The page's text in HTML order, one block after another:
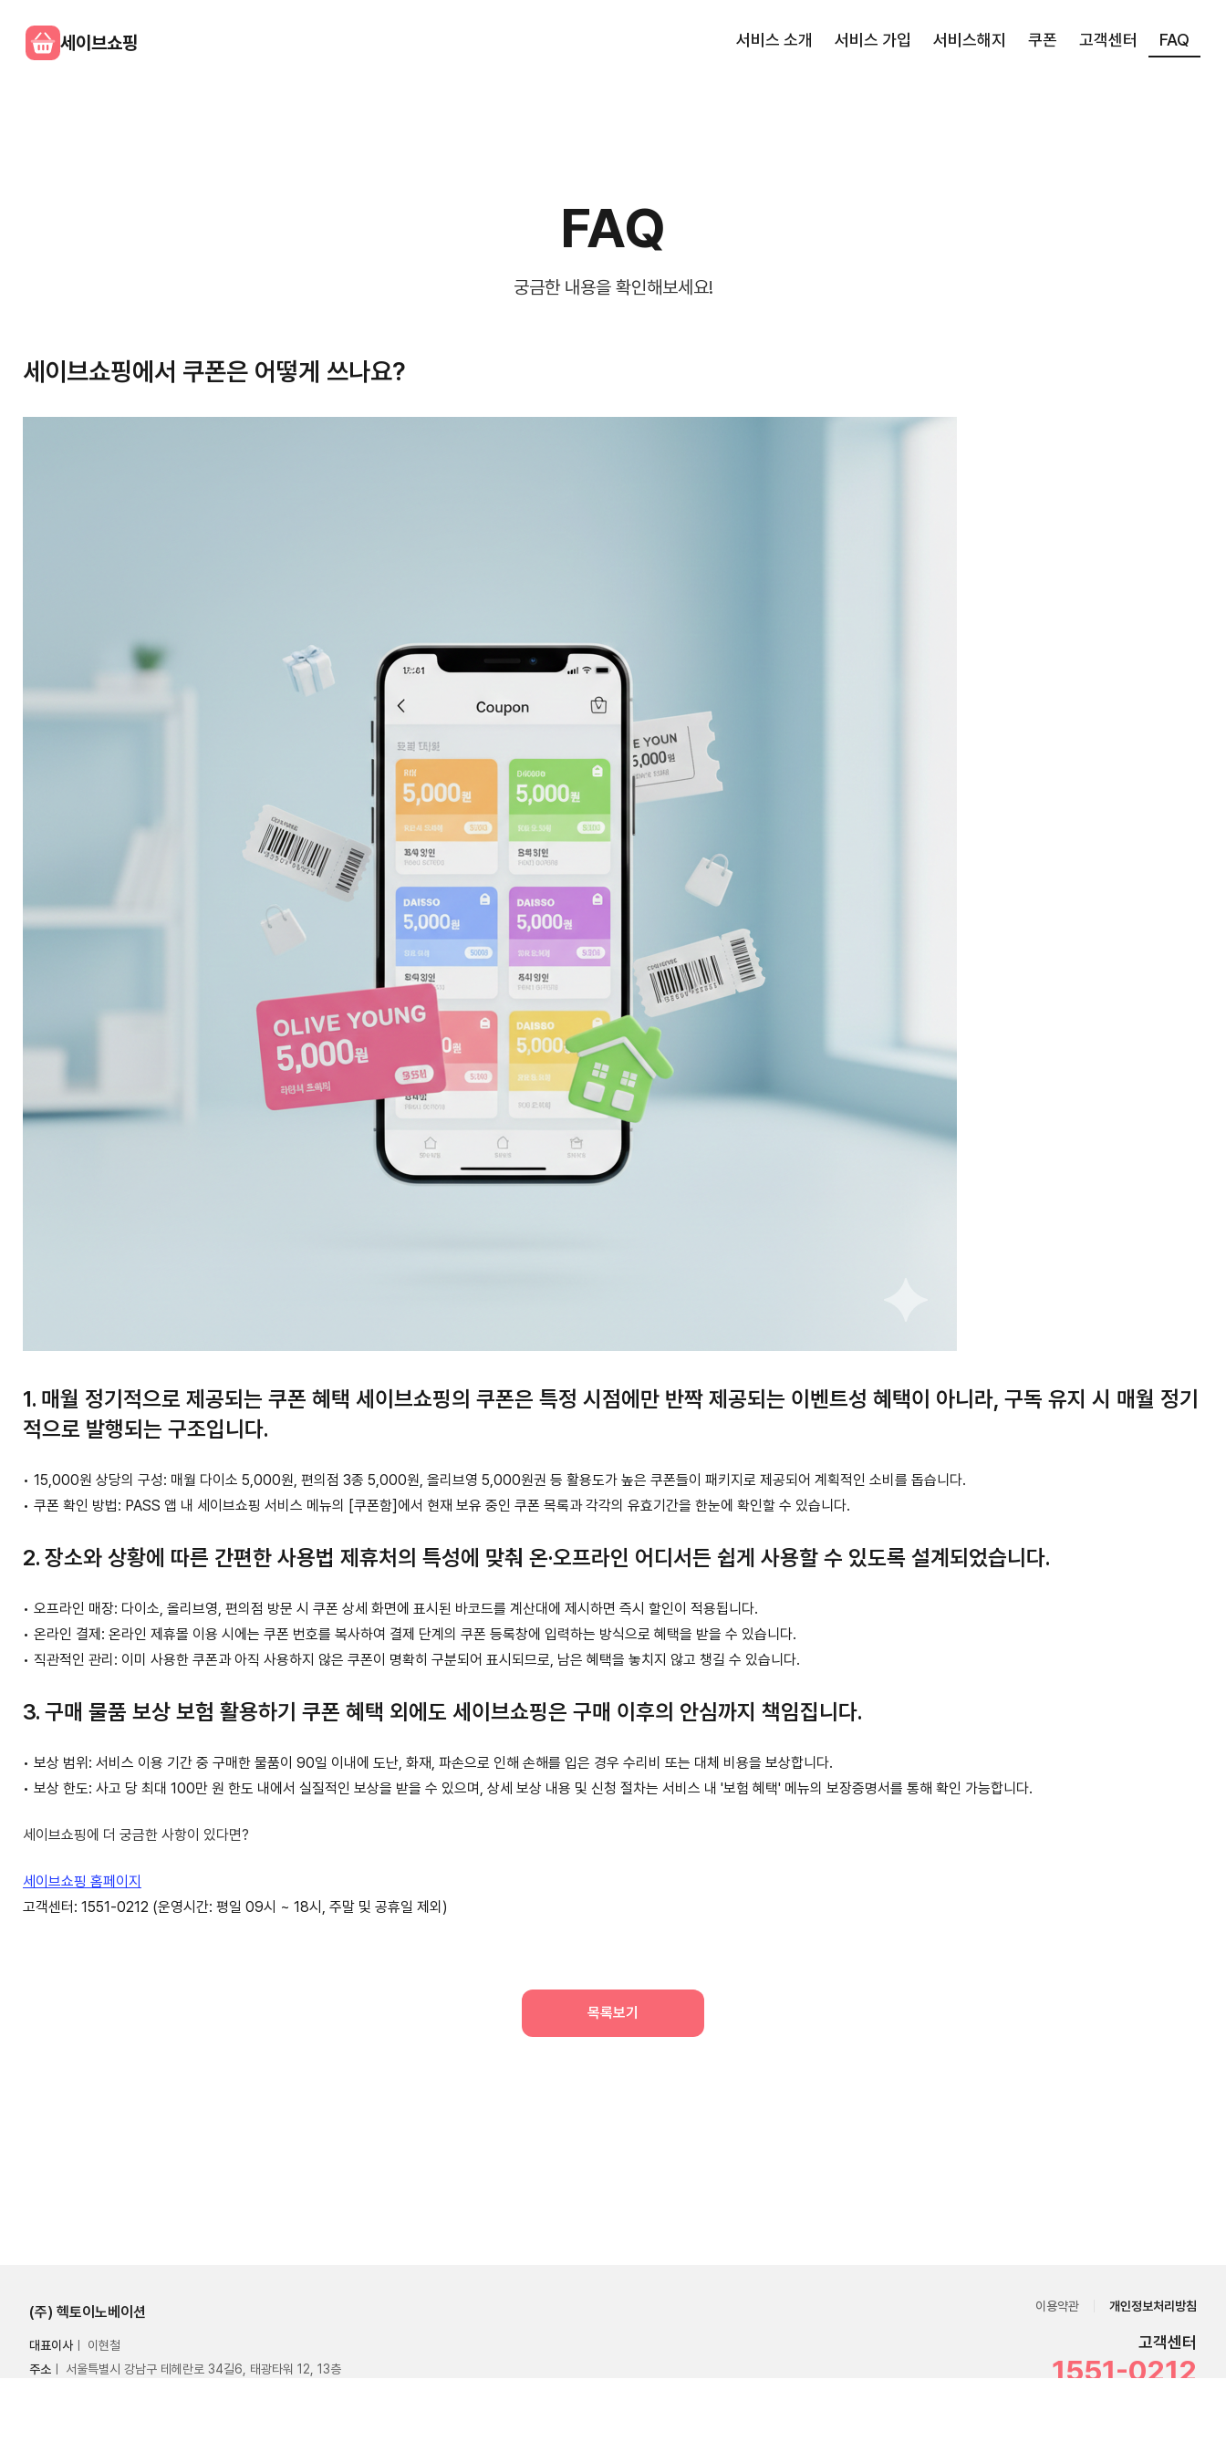
세이브쇼핑 서비스 소개 서비스 가입 서비스해지 쿠폰 고객센터 FAQ
FAQ
궁금한 내용을 확인해보세요!
세이브쇼핑에서 쿠폰은 어떻게 쓰나요?
1. 매월 정기적으로 제공되는 쿠폰 혜택 세이브쇼핑의 쿠폰은 특정 시점에만 반짝 제공되는 이벤트성 혜택이 아니라, 구독 유지 시 매월 정기
적으로 발행되는 구조입니다.
• 15,000원 상당의 구성: 매월 다이소 5,000원, 편의점 3종 5,000원, 올리브영 5,000원권 등 활용도가 높은 쿠폰들이 패키지로 제공되어 계획적인 소비를 돕습니다.
• 쿠폰 확인 방법: PASS 앱 내 세이브쇼핑 서비스 메뉴의 [쿠폰함]에서 현재 보유 중인 쿠폰 목록과 각각의 유효기간을 한눈에 확인할 수 있습니다.
2. 장소와 상황에 따른 간편한 사용법 제휴처의 특성에 맞춰 온·오프라인 어디서든 쉽게 사용할 수 있도록 설계되었습니다.
• 오프라인 매장: 다이소, 올리브영, 편의점 방문 시 쿠폰 상세 화면에 표시된 바코드를 계산대에 제시하면 즉시 할인이 적용됩니다.
• 온라인 결제: 온라인 제휴몰 이용 시에는 쿠폰 번호를 복사하여 결제 단계의 쿠폰 등록창에 입력하는 방식으로 혜택을 받을 수 있습니다.
• 직관적인 관리: 이미 사용한 쿠폰과 아직 사용하지 않은 쿠폰이 명확히 구분되어 표시되므로, 남은 혜택을 놓치지 않고 챙길 수 있습니다.
3. 구매 물품 보상 보험 활용하기 쿠폰 혜택 외에도 세이브쇼핑은 구매 이후의 안심까지 책임집니다.
• 보상 범위: 서비스 이용 기간 중 구매한 물품이 90일 이내에 도난, 화재, 파손으로 인해 손해를 입은 경우 수리비 또는 대체 비용을 보상합니다.
• 보상 한도: 사고 당 최대 100만 원 한도 내에서 실질적인 보상을 받을 수 있으며, 상세 보상 내용 및 신청 절차는 서비스 내 '보험 혜택' 메뉴의 보장증명서를 통해 확인 가능합니다.
세이브쇼핑에 더 궁금한 사항이 있다면?
세이브쇼핑 홈페이지
고객센터: 1551-0212 (운영시간: 평일 09시 ~ 18시, 주말 및 공휴일 제외)
목록보기
(주) 헥토이노베이션
대표이사ㅣ 이현철
주소 ㅣ 서울특별시 강남구 테헤란로 34길6, 태광타워 12, 13층
이용약관 개인정보처리방침
고객센터
1551-0212